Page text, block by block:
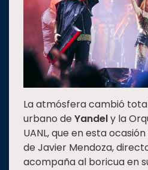
La atmósfera cambió
urbano deYandely la
UANL, que en esta
de Javier Mendoza,
acompaña al boricua en